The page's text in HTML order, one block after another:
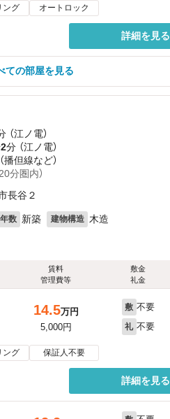
ング オートロック
詳細を見る
ての部屋を見る
（江ノ電）
2分 （江ノ電）
播但線など）
分圏内）
長谷２
数 新築 建物構造 木造
賃料
管理費等
敷金
礼金
14.5万円
5,000円
敷 不要
礼 不要
ング 保証人不要
詳細を見る